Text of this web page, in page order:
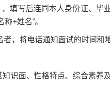
填写后连同本人身份证、毕
+姓名”。
，将电话通知面试的时间和地
识面、性格特点、综合素养